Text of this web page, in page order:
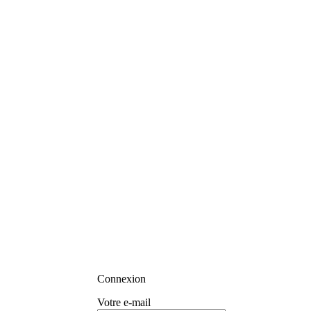
Connexion
Votre e-mail